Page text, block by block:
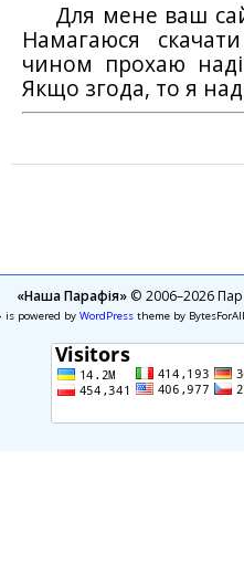
Для мене ваш
Намагаюся
чином прохаю
Якщо згода, то я
«Наша Парафія»© 2006–2026
is powered by WordPresstheme by